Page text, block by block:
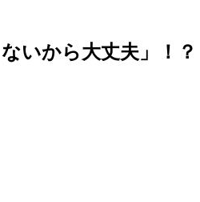
いから大丈夫」！